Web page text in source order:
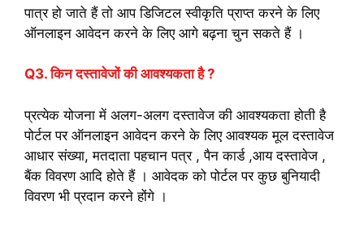
पात्र हो जाते हैं तो आप डिजिटल स्वीकृति प्राप्त करने के लिए
ऑनलाइन आवेदन करने के लिए आगे बढ़ना चुन सकते हैं ।
Q3. किन दस्तावेजों की आवश्यकता है ?
प्रत्येक योजना में अलग-अलग दस्तावेज की आवश्यकता होती है
पोर्टल पर ऑनलाइन आवेदन करने के लिए आवश्यक मूल दस्तावेज
आधार संख्या, मतदाता पहचान पत्र , पैन कार्ड ,आय दस्तावेज ,
बैंक विवरण आदि होते हैं । आवेदक को पोर्टल पर कुछ बुनियादी
विवरण भी प्रदान करने होंगे ।